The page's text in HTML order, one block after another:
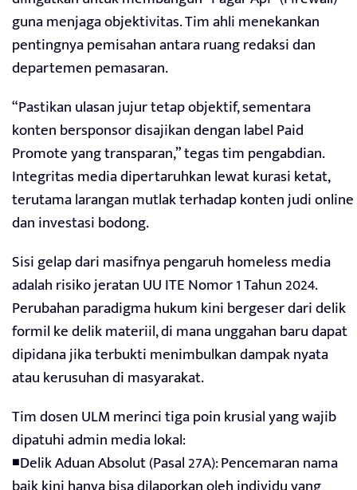
guna menjaga objektivitas. Tim ahli menekankan
pentingnya pemisahan antara ruang redaksi dan
departemen pemasaran.
“Pastikan ulasan jujur tetap objektif, sementara
konten bersponsor disajikan dengan label Paid
Promote yang transparan,” tegas tim pengabdian.
Integritas media dipertaruhkan lewat kurasi ketat,
terutama larangan mutlak terhadap konten judi online
dan investasi bodong.
Sisi gelap dari masifnya pengaruh homeless media
adalah risiko jeratan UU ITE Nomor 1 Tahun 2024.
Perubahan paradigma hukum kini bergeser dari delik
formil ke delik materiil, di mana unggahan baru dapat
dipidana jika terbukti menimbulkan dampak nyata
atau kerusuhan di masyarakat.
Tim dosen ULM merinci tiga poin krusial yang wajib
dipatuhi admin media lokal:
◾Delik Aduan Absolut (Pasal 27A): Pencemaran nama